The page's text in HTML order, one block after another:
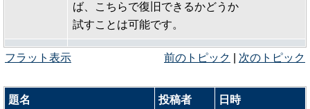
ば、こちらで復旧できるかどうか
試すことは可能です。
フラット表示 前のトピック 次のトピック
題名 投稿者 日時